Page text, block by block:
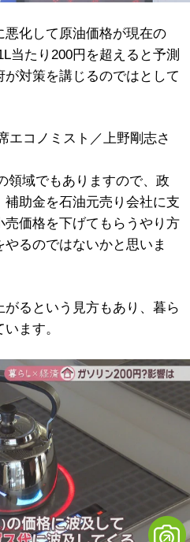
化して原油価格が現在の
当たり200円を超えると予測
対策を講じるのではとして
エコノミスト／上野剛志さ
領域でもありますので、政
助金を石油元売り会社に支
価格を下げてもらうやり方
るのではないかと思いま
るという見方もあり、暮ら
ます。